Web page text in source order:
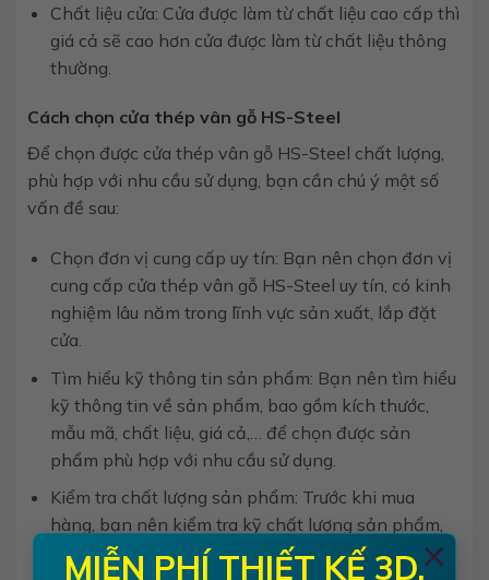
MIỄN PHÍ THIẾT KẾ 3D,×
Chất liệu cửa: Cửa được làm từ chất liệu cao cấp thì
giá cả sẽ cao hơn cửa được làm từ chất liệu thông
thường.
Cách chọn cửa thép vân gỗ HS-Steel
Để chọn được cửa thép vân gỗ HS-Steel chất lượng,
phù hợp với nhu cầu sử dụng, bạn cần chú ý một số
vấn đề sau:
Chọn đơn vị cung cấp uy tín: Bạn nên chọn đơn vị
cung cấp cửa thép vân gỗ HS-Steel uy tín, có kinh
nghiệm lâu năm trong lĩnh vực sản xuất, lắp đặt
cửa.
Tìm hiểu kỹ thông tin sản phẩm: Bạn nên tìm hiểu
kỹ thông tin về sản phẩm, bao gồm kích thước,
mẫu mã, chất liệu, giá cả,… để chọn được sản
phẩm phù hợp với nhu cầu sử dụng.
Kiểm tra chất lượng sản phẩm: Trước khi mua
hàng, bạn nên kiểm tra kỹ chất lượng sản phẩm,
bao gồm độ dày của thép, chất lượng của lớp vân